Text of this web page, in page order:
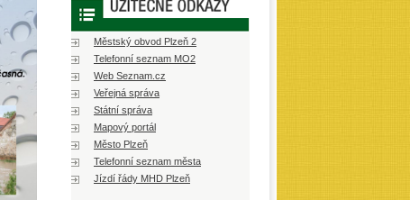
Městský obvod Plzeň 2
Telefonní seznam MO2
Web Seznam.cz
Veřejná správa
Státní správa
Mapový portál
Město Plzeň
Telefonní seznam města
Jízdí řády MHD Plzeň